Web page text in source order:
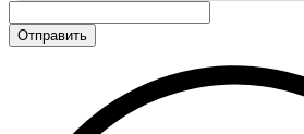
Отправить